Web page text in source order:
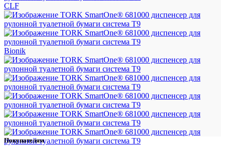
CLF
Bionik
Покупателям